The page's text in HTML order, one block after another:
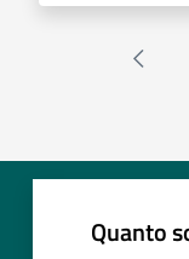
Quanto